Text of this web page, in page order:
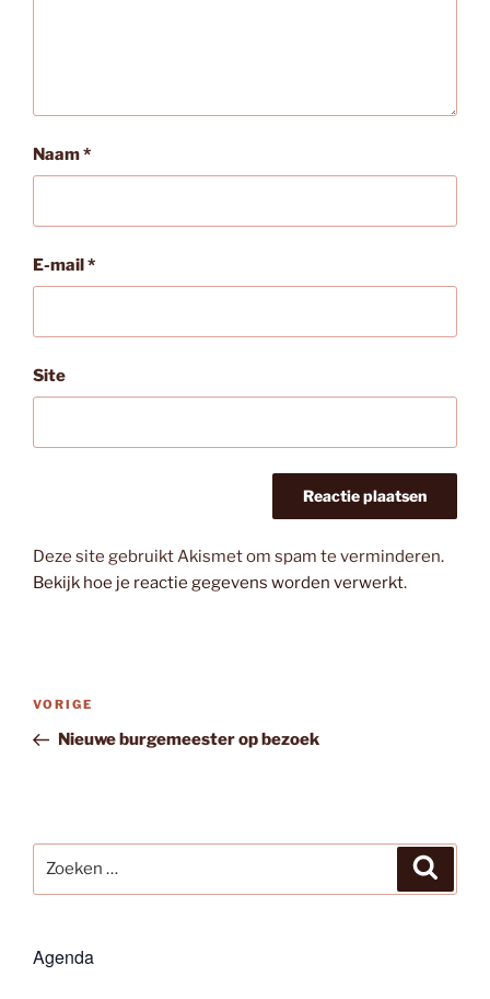
Naam*
E-mail*
Site
Deze site gebruikt Akismet om spam te verminderen.
Bekijk hoe je reactie gegevens worden verwerkt.
Bericht
Vorig
bericht
VORIGE
Nieuwe burgemeester op bezoek
naar:
Agenda